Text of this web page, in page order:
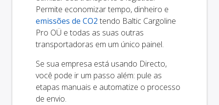
Permite economizar tempo, dinheiro e
emissões de CO2 tendo Baltic Cargoline
Pro OÜ e todas as suas outras
transportadoras em um único painel.
Se sua empresa está usando Directo,
você pode ir um passo além: pule as
etapas manuais e automatize o processo
de envio.